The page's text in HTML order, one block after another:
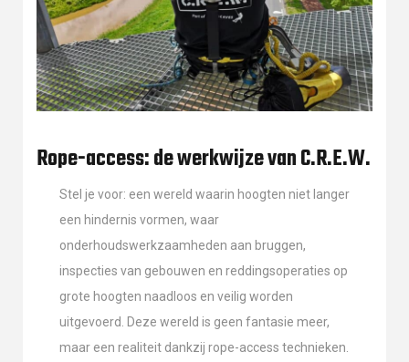
Rope-access: de werkwijze van C.R.E.W.
Stel je voor: een wereld waarin hoogten niet langer
een hindernis vormen, waar
onderhoudswerkzaamheden aan bruggen,
inspecties van gebouwen en reddingsoperaties op
grote hoogten naadloos en veilig worden
uitgevoerd. Deze wereld is geen fantasie meer,
maar een realiteit dankzij rope-access technieken.